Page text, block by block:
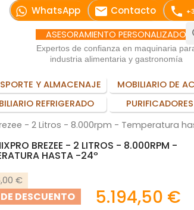
WhatsApp email Contacto call
ASESORAMIENTO PERSONALIZADO
Expertos de confianza en maquinaria
industria alimentaria y gastronomía
Y ALMACENAJE MOBILIARIO DE
REFRIGERADO
- 2 Litros - 8.000rpm - Temperatura
BREZEE - 2 LITROS - 8.000RPM -
HASTA -24º
€
DESCUENTO 5.194,50 €